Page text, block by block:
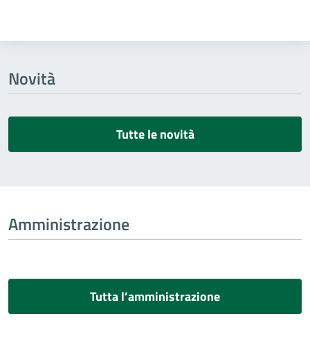
Novità
Tutte le novità
Amministrazione
Tutta l’amministrazione